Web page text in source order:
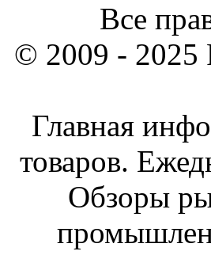
Все
© 2009 - 2025
Главная
товаров.
Обзоры